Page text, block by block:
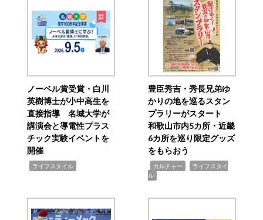
ノーベル賞受賞・白川
英樹博士が小中高生を
直接指導 名城大学が
講演会と導電性プラス
チック実験イベントを
開催
ライフスタイル
豊臣秀吉・秀長兄弟ゆ
かりの地を巡るスタン
プラリーがスタート
和歌山市内5カ所・近畿
6カ所を巡り限定グッズ
をもらおう
カルチャー
ライフスタイ
ル